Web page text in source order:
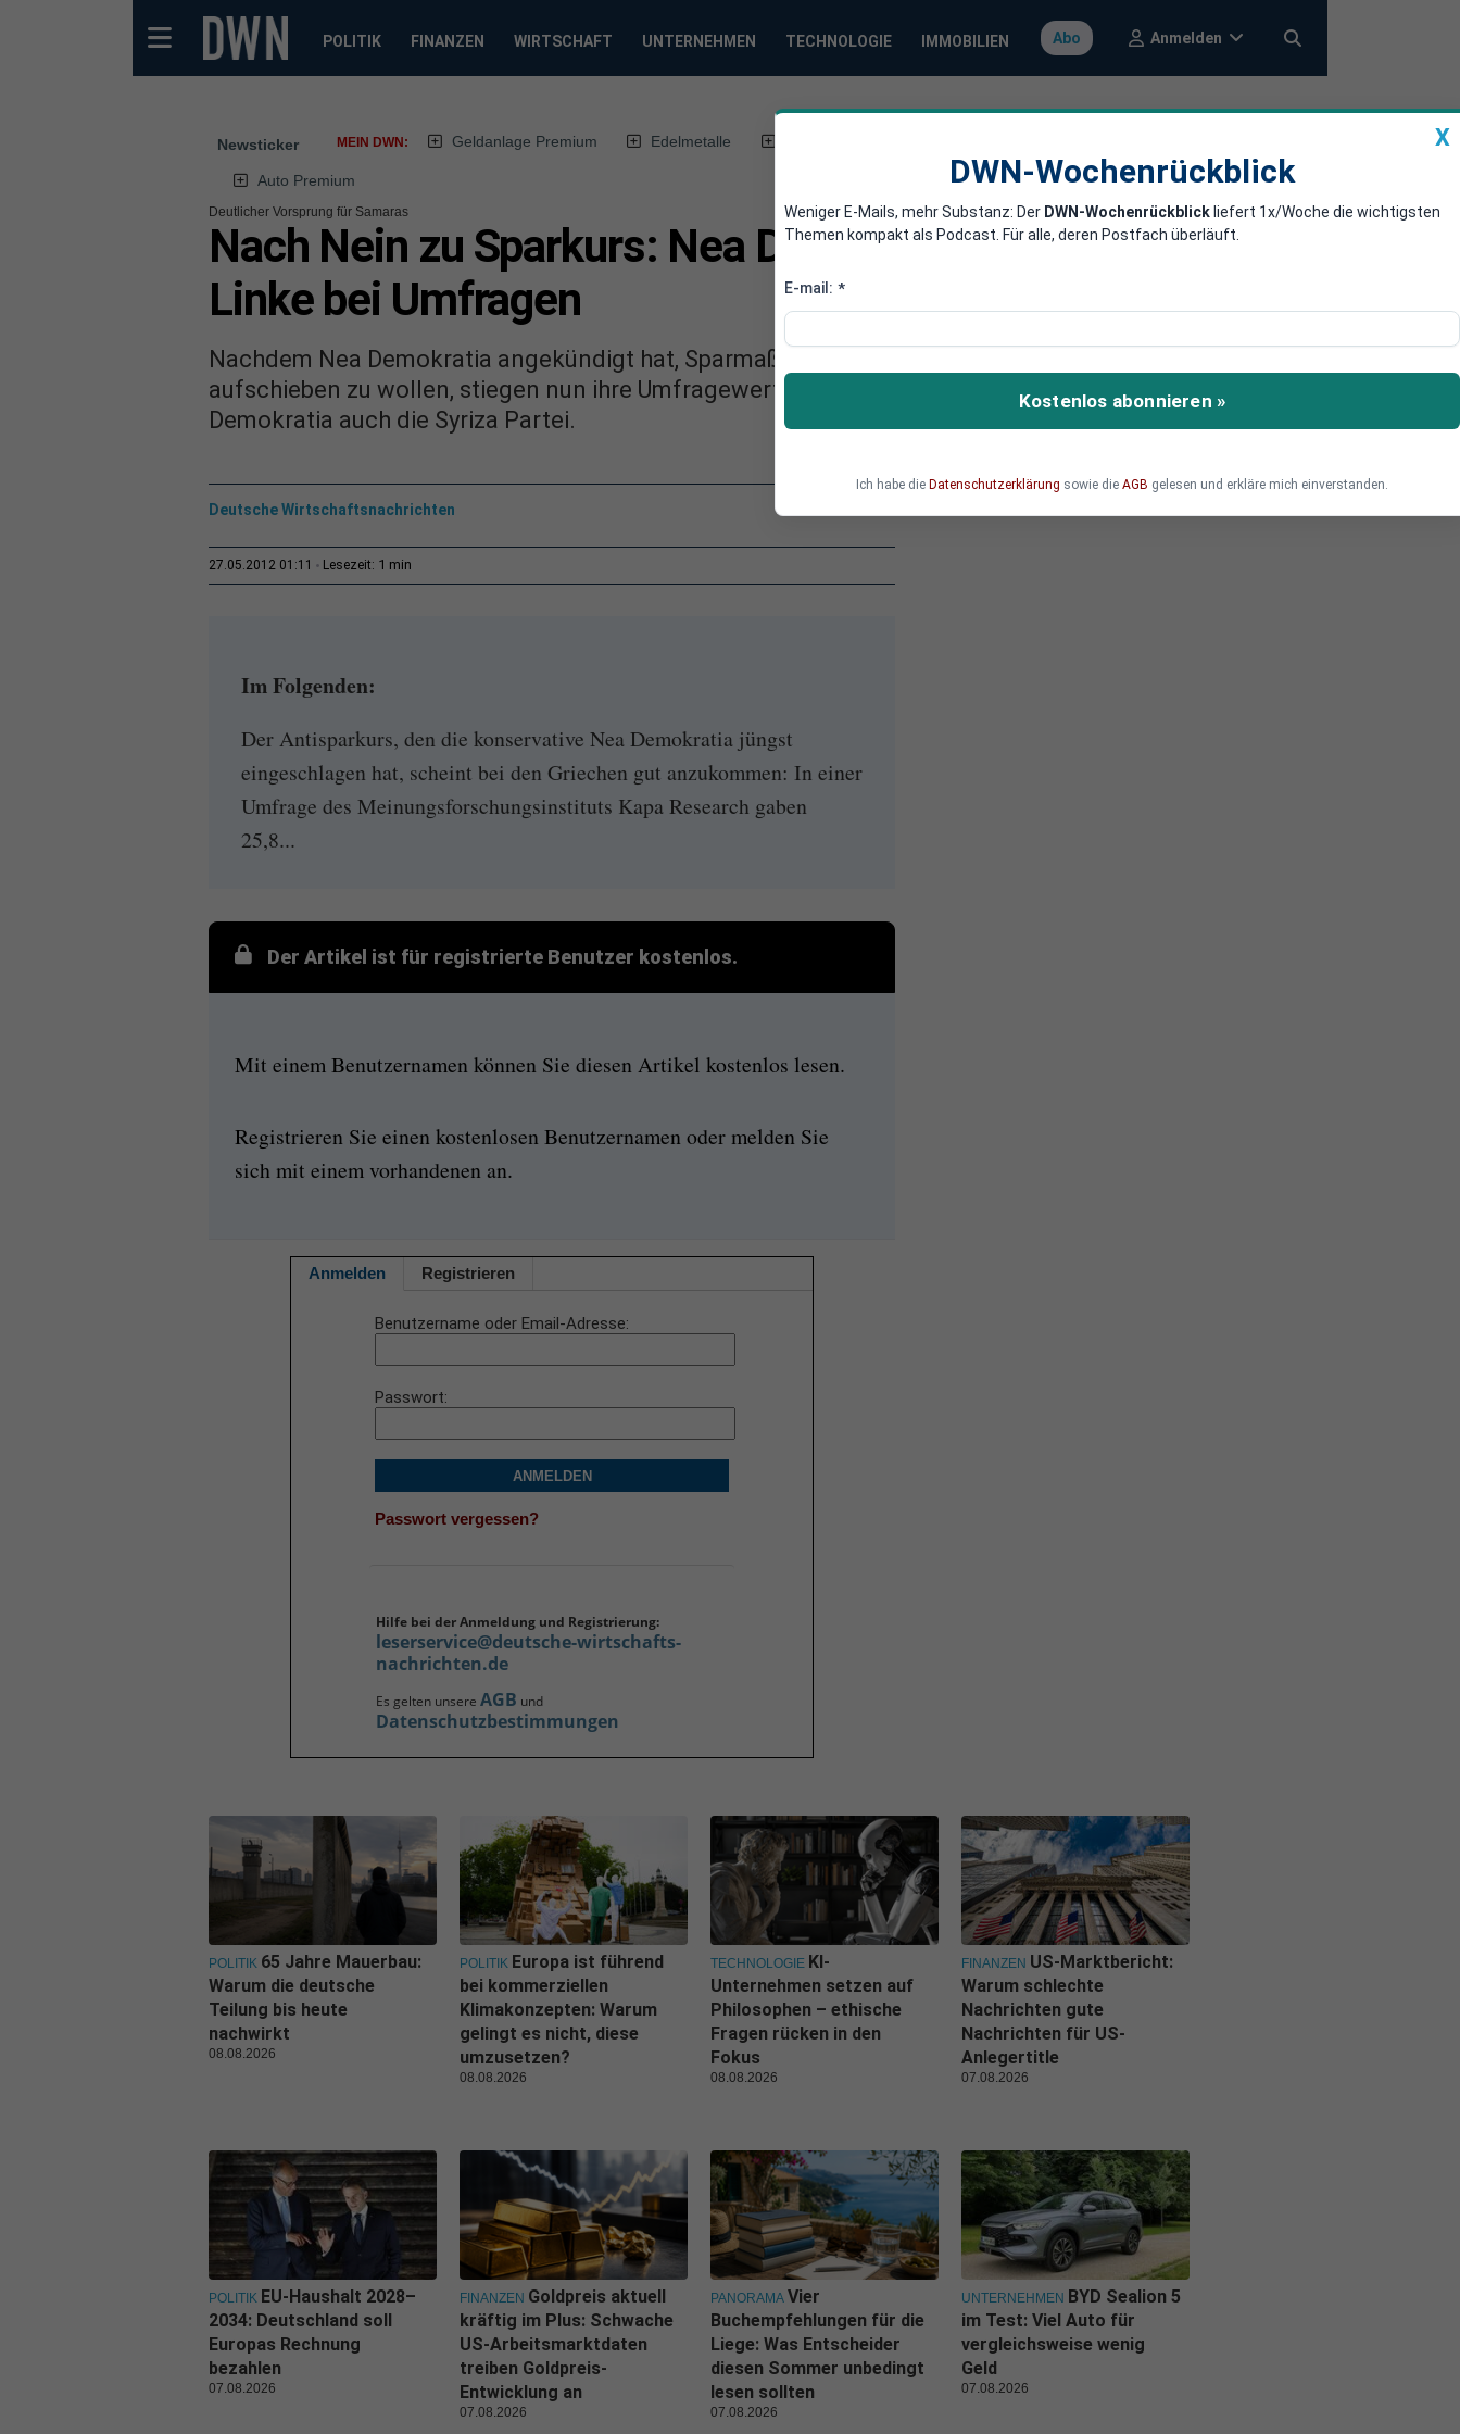
POLITIK FINANZEN WIRTSCHAFT UNTERNEHMEN TECHNOLOGIE IMMOBILIEN Abo Anmelden
Newsticker MEIN DWN: Geldanlage Premium Edelmetalle
Auto Premium
Deutlicher Vorsprung für Samaras
Nach Nein zu Sparkurs: Nea Demokratia überholt
Linke bei Umfragen
Nachdem Nea Demokratia angekündigt hat, Sparmaßnahmen im Wert von 11 Milliarden Euro
aufschieben zu wollen, stiegen nun ihre Umfragewerte: über 25 Prozent überholte Nea
Demokratia auch die Syriza Partei.
Deutsche Wirtschaftsnachrichten
27.05.2012 01:11 Lesezeit: 1 min
Im Folgenden:
Der Antisparkurs, den die konservative Nea Demokratia jüngst
eingeschlagen hat, scheint bei den Griechen gut anzukommen: In einer
Umfrage des Meinungsforschungsinstituts Kapa Research gaben
25,8...
Der Artikel ist für registrierte Benutzer kostenlos.
Mit einem Benutzernamen können Sie diesen Artikel kostenlos lesen.
Registrieren Sie einen kostenlosen Benutzernamen oder melden Sie
sich mit einem vorhandenen an.
Anmelden Registrieren
Benutzername oder Email-Adresse
Passwort
ANMELDEN
Passwort vergessen?
Hilfe bei der Anmeldung und Registrierung:
leserservice@deutsche-wirtschafts-
nachrichten.de
Es gelten unsere AGB und
Datenschutzbestimmungen
X
DWN-Wochenrückblick
Weniger E-Mails, mehr Substanz: Der DWN-Wochenrückblick liefert 1x/Woche die wichtigsten
Themen kompakt als Podcast. Für alle, deren Postfach überläuft.
E-mail: *
Kostenlos abonnieren »
Ich habe die Datenschutzerklärung sowie die AGB gelesen und erkläre mich einverstanden.
POLITIK 65 Jahre Mauerbau:
Warum die deutsche
Teilung bis heute
nachwirkt
08.08.2026
POLITIK Europa ist führend
bei kommerziellen
Klimakonzepten: Warum
gelingt es nicht, diese
umzusetzen?
08.08.2026
TECHNOLOGIE KI-
Unternehmen setzen auf
Philosophen – ethische
Fragen rücken in den
Fokus
08.08.2026
FINANZEN US-Marktbericht:
Warum schlechte
Nachrichten gute
Nachrichten für US-
Anlegertitle
07.08.2026
POLITIK EU-Haushalt 2028–
2034: Deutschland soll
Europas Rechnung
bezahlen
07.08.2026
FINANZEN Goldpreis aktuell
kräftig im Plus: Schwache
US-Arbeitsmarktdaten
treiben Goldpreis-
Entwicklung an
07.08.2026
PANORAMA Vier
Buchempfehlungen für die
Liege: Was Entscheider
diesen Sommer unbedingt
lesen sollten
07.08.2026
UNTERNEHMEN BYD Sealion 5
im Test: Viel Auto für
vergleichsweise wenig
Geld
07.08.2026